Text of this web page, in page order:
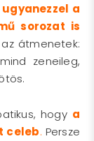
a
sorozat is
átmenetek:
zeneileg,
hogy a
celeb. Persze